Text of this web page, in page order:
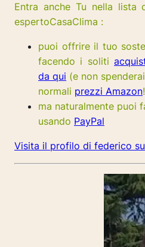
Entra anche Tu nella lista
espertoCasaClima :
puoi offrire il tuo
facendo i soliti
da qui (e non
normali prezzi Amazon
ma naturalmente puoi
usando PayPal
Visita il profilo di federico